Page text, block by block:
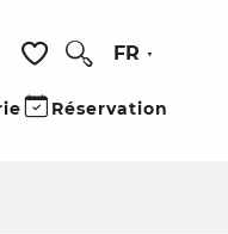
Voir les favoris
FR
Réservation